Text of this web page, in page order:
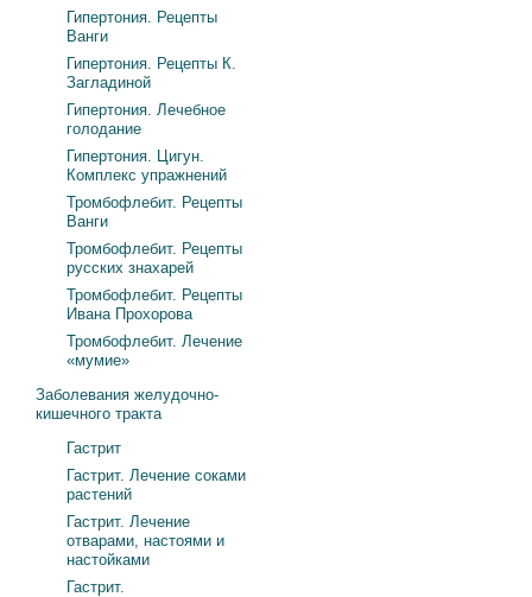
Гипертония. Рецепты
Ванги
Гипертония. Рецепты К.
Загладиной
Гипертония. Лечебное
голодание
Гипертония. Цигун.
Комплекс упражнений
Тромбофлебит. Рецепты
Ванги
Тромбофлебит. Рецепты
русских знахарей
Тромбофлебит. Рецепты
Ивана Прохорова
Тромбофлебит. Лечение
«мумие»
Заболевания желудочно-
кишечного тракта
Гастрит
Гастрит. Лечение соками
растений
Гастрит. Лечение
отварами, настоями и
настойками
Гастрит.